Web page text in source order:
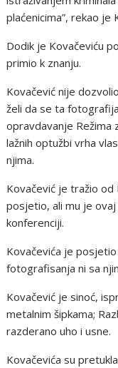
plaćenicima”, rekao je
Dodik je Kovačeviću
primio k znanju.
Kovačević nije
želi da se ta
opravdavanje Režima
lažnih optužbi vrha
njima.
Kovačević je tražio od
posjetio, ali mu je
konferenciji.
Kovačevića je
fotografisanja ni sa
Kovačević je sinoć,
metalnim šipkama;
razderano uho i usne.
Kovačevića su